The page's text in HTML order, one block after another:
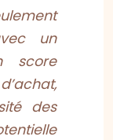
un
score
des